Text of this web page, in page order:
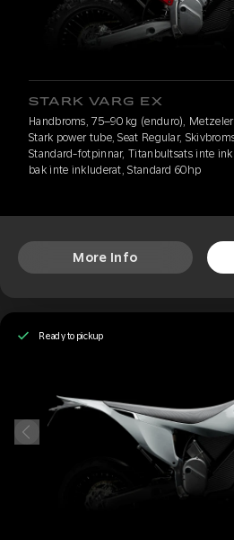
STARK VARG EX
Handbroms, 75–90 kg (enduro),
Stark power tube, Seat Regular,
Standard-fotpinnar, Titanbultsats inte
bak inte inkluderat, Standard 60hp
More Info
Ready to pickup